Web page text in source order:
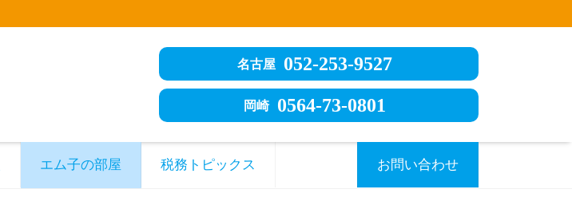
名古屋 052-253-9527
岡崎 0564-73-0801
エム子の部屋 税務トピックス お問い合わせ